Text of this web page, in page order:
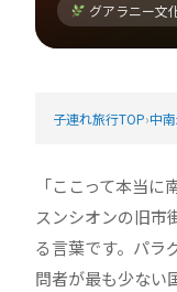
グアラニー文
子連れ旅行TOP›中
「ここって本当
スンシオンの旧市
る言葉です。パラ
問者が最も少ない